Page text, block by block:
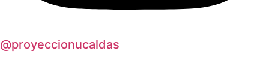
@proyeccionucaldas